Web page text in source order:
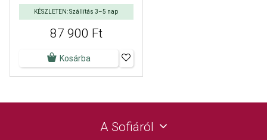
KÉSZLETEN: Szállítás 3–5 nap
87 900 Ft
Kosárba
A Sofiáról